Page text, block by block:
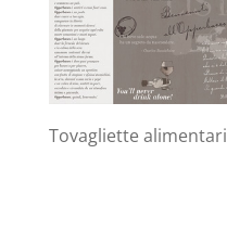
Tovagliette alimentari